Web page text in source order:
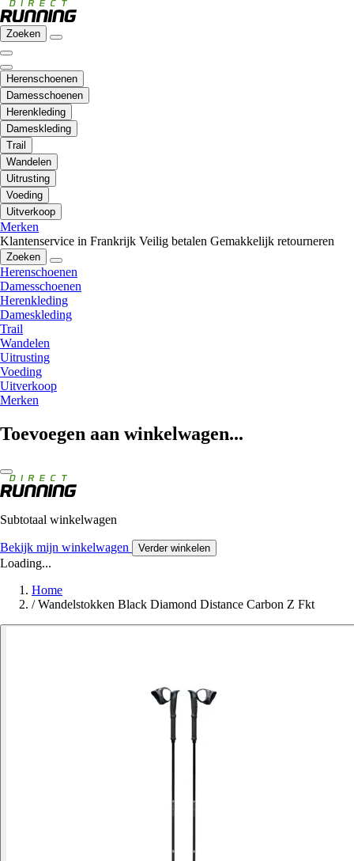
Zoeken
Herenschoenen
Damesschoenen
Herenkleding
Dameskleding
Trail
Wandelen
Uitrusting
Voeding
Uitverkoop
Merken
Klantenservice in Frankrijk Veilig betalen Gemakkelijk retourneren
Zoeken
Herenschoenen
Damesschoenen
Herenkleding
Dameskleding
Trail
Wandelen
Uitrusting
Voeding
Uitverkoop
Merken
Toevoegen aan winkelwagen...
Subtotaal winkelwagen
Bekijk mijn winkelwagen Verder winkelen
Loading...
Home
/ Wandelstokken Black Diamond Distance Carbon Z Fkt